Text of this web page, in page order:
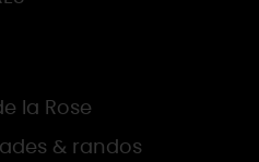
la Rose
& randos